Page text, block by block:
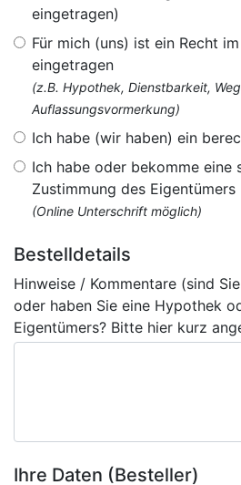
eingetragen)
Für mich (uns) ist ein Recht
eingetragen
(z.B. Hypothek, Dienstbarkeit,
Auflassungsvormerkung)
Ich habe (wir haben) ein
Ich habe oder bekomme eine
Zustimmung des Eigentümers
(Online Unterschrift möglich)
Bestelldetails
Hinweise / Kommentare (sind
oder haben Sie eine Hypothek
Eigentümers? Bitte hier kurz
Ihre Daten (Besteller)